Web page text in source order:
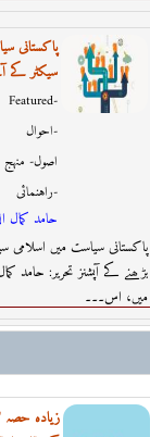
پاکستانی
سیکٹر کے
Featured-
احوال-
اصول- منہج
راہنمائى-
حامد كمال
پاکستانی سیاست میں اسلامی
بڑھنے کے آپشنز تحریر: حامد
میں، اس۔۔۔
زیادہ حصہ